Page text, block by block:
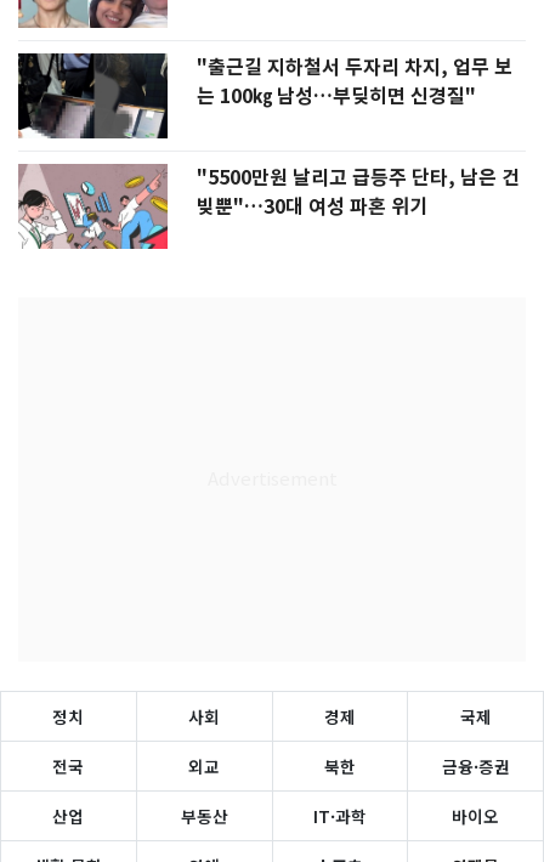
"출근길 지하철서 두자리 차지, 업무 보
는 100㎏ 남성…부딪히면 신경질"
"5500만원 날리고 급등주 단타, 남은 건
빚뿐"…30대 여성 파혼 위기
정치 사회 경제 국제
전국 외교 북한 금융·증권
산업 부동산 IT·과학 바이오